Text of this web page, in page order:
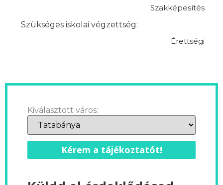
Szakképesítés
Szükséges iskolai végzettség:
Érettségi
Kiválasztott város:
Kérem a tájékoztatót!